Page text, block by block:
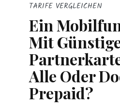
TARIFE VERGLEICHEN
Ein
Mit
Alle Oder
Prepaid?